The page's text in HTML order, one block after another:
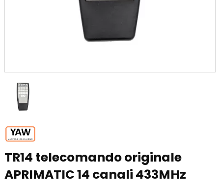
TR14 telecomando originale
APRIMATIC 14 canali 433MHz